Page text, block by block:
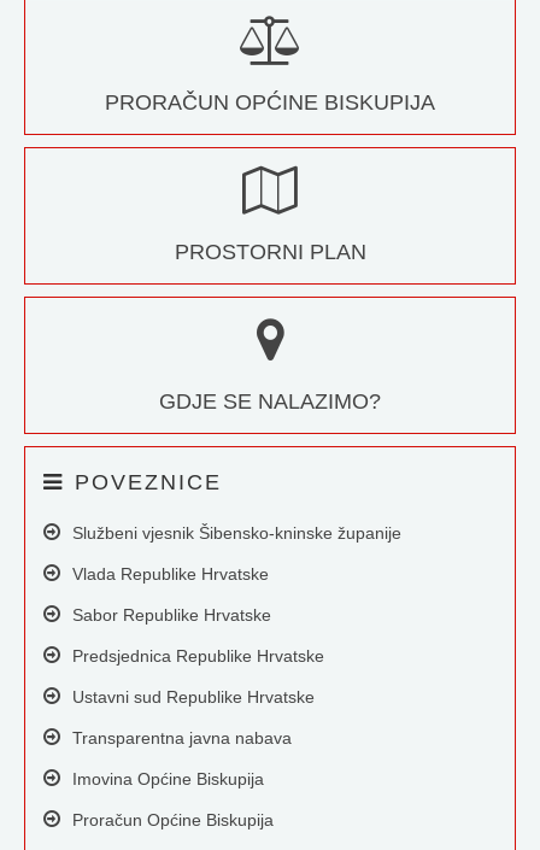
PRORAČUN OPĆINE BISKUPIJA
PROSTORNI PLAN
GDJE SE NALAZIMO?
POVEZNICE
Službeni vjesnik Šibensko-kninske županije
Vlada Republike Hrvatske
Sabor Republike Hrvatske
Predsjednica Republike Hrvatske
Ustavni sud Republike Hrvatske
Transparentna javna nabava
Imovina Općine Biskupija
Proračun Općine Biskupija